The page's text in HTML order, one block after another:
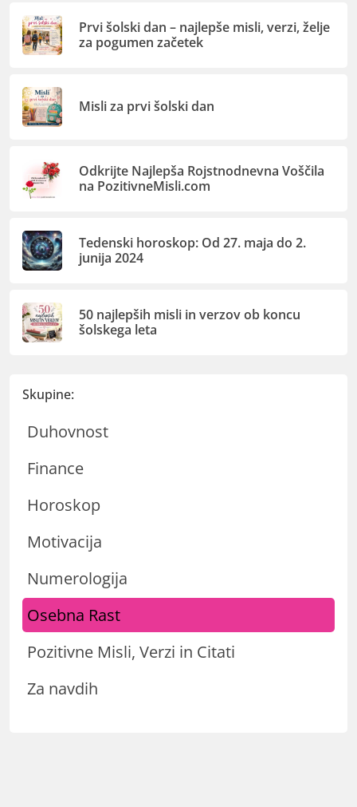
Prvi šolski dan – najlepše misli, verzi, želje
za pogumen začetek
Misli za prvi šolski dan
Odkrijte Najlepša Rojstnodnevna Voščila
na PozitivneMisli.com
Tedenski horoskop: Od 27. maja do 2.
junija 2024
50 najlepših misli in verzov ob koncu
šolskega leta
Skupine:
Duhovnost
Finance
Horoskop
Motivacija
Numerologija
Osebna Rast
Pozitivne Misli, Verzi in Citati
Za navdih